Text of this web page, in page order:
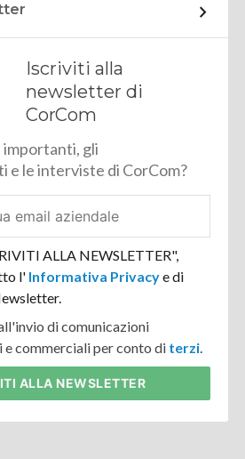
Iscriviti alla
newsletter di
CorCom
importanti, gli
e le interviste di CorCom?
ALLA NEWSLETTER",
l' Informativa Privacye di
di comunicazioni
commerciali per conto di terzi.
ALLA NEWSLETTER